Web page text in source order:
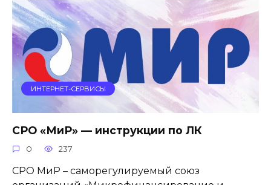
ИНТЕРНЕТ-СЕРВИСЫ
СРО «МиР» — инструкции по ЛК
0 237
СРО МиР – саморегулируемый союз